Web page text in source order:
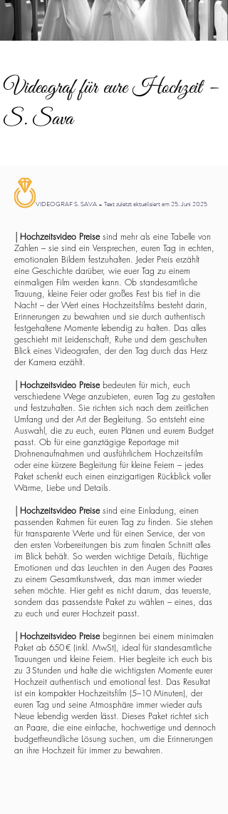
Videograf für eure Hochzeit –
S. Sava
VIDEOGRAF S. SAVA – Text zuletzt aktualisiert am 25. Juni 2025
Hochzeitsvideo Preisesind mehr als eine Tabelle von
Zahlen – sie sind ein Versprechen, euren Tag in echten,
emotionalen Bildern festzuhalten. Jeder Preis erzählt
eine Geschichte darüber, wie euer Tag zu einem
einmaligen Film werden kann. Ob standesamtliche
Trauung, kleine Feier oder großes Fest bis tief in die
Nacht – der Wert eines Hochzeitsfilms besteht darin,
Erinnerungen zu bewahren und sie durch authentisch
festgehaltene Momente lebendig zu halten. Das alles
geschieht mit Leidenschaft, Ruhe und dem geschulten
Blick eines Videografen, der den Tag durch das Herz
der Kamera erzählt.
Hochzeitsvideo Preisebedeuten für mich, euch
verschiedene Wege anzubieten, euren Tag zu gestalten
und festzuhalten. Sie richten sich nach dem zeitlichen
Umfang und der Art der Begleitung. So entsteht eine
Auswahl, die zu euch, euren Plänen und eurem Budget
passt. Ob für eine ganztägige Reportage mit
Drohnenaufnahmen und ausführlichem Hochzeitsfilm
oder eine kürzere Begleitung für kleine Feiern – jedes
Paket schenkt euch einen einzigartigen Rückblick voller
Wärme, Liebe und Details.
Hochzeitsvideo Preisesind eine Einladung, einen
passenden Rahmen für euren Tag zu finden. Sie stehen
für transparente Werte und für einen Service, der von
den ersten Vorbereitungen bis zum finalen Schnitt alles
im Blick behält. So werden wichtige Details, flüchtige
Emotionen und das Leuchten in den Augen des Paares
zu einem Gesamtkunstwerk, das man immer wieder
sehen möchte. Hier geht es nicht darum, das teuerste,
sondern das passendste Paket zu wählen – eines, das
zu euch und eurer Hochzeit passt.
Hochzeitsvideo Preisebeginnen bei einem minimalen
Paket ab 650 € (inkl. MwSt), ideal für standesamtliche
Trauungen und kleine Feiern. Hier begleite ich euch bis
zu 3 Stunden und halte die wichtigsten Momente eurer
Hochzeit authentisch und emotional fest. Das Resultat
ist ein kompakter Hochzeitsfilm (5–10 Minuten), der
euren Tag und seine Atmosphäre immer wieder aufs
Neue lebendig werden lässt. Dieses Paket richtet sich
an Paare, die eine einfache, hochwertige und dennoch
budgetfreundliche Lösung suchen, um die Erinnerungen
an ihre Hochzeit für immer zu bewahren.